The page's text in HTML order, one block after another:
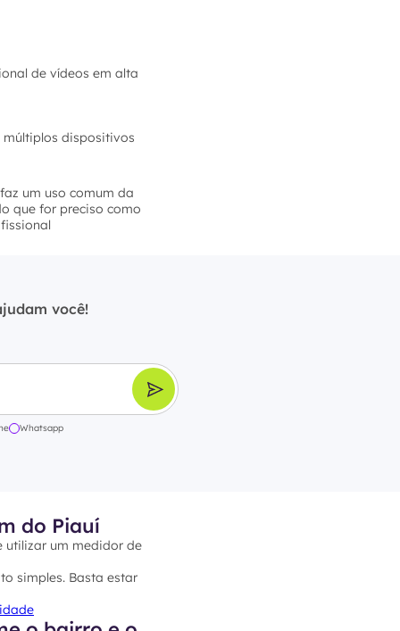
de vídeos em alta
dispositivos
um uso comum da
que for preciso como
você!
Whatsapp
do Piauí
utilizar um medidor de
simples. Basta estar